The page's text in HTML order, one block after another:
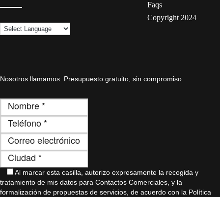
Faqs
Copyright 2024
Nosotros llamamos. Presupuesto gratuito, sin compromiso
Al marcar esta casilla, autorizo ​​expresamente la recogida y
tratamiento de mis datos para Contactos Comerciales, y la
formalización de propuestas de servicios, de acuerdo con la Política